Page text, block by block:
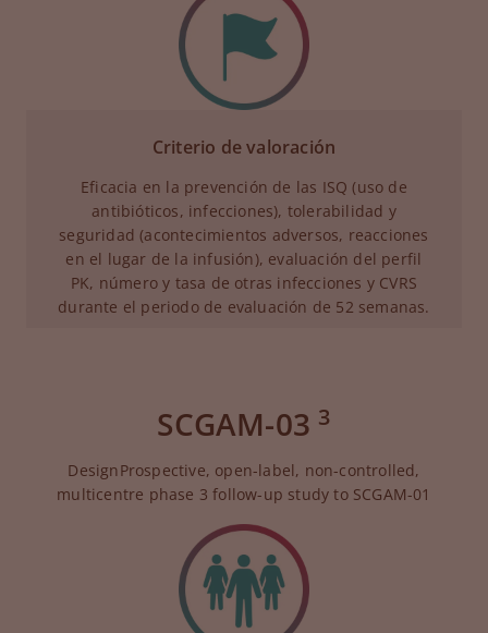
Criterio de valoración
Eficacia en la prevención de las ISQ (uso de
antibióticos, infecciones), tolerabilidad y
seguridad (acontecimientos adversos, reacciones
en el lugar de la infusión), evaluación del perfil
PK, número y tasa de otras infecciones y CVRS
durante el periodo de evaluación de 52 semanas.
SCGAM-03 3
DesignProspective, open-label, non-controlled,
multicentre phase 3 follow-up study to SCGAM-01